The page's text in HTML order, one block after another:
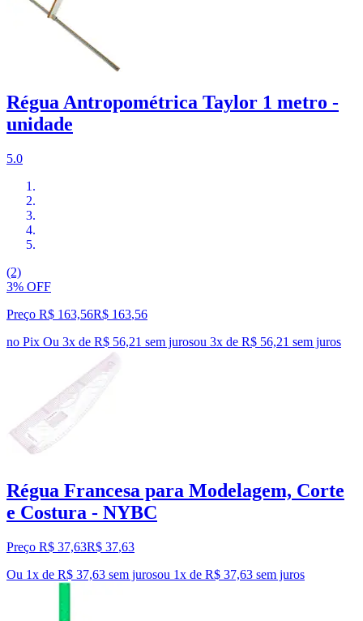
Régua Antropométrica Taylor 1 metro -
unidade
5.0
(2)
3% OFF
Preço R$ 163,56R$ 163,56
no Pix Ou 3x de R$ 56,21 sem jurosou 3x de R$ 56,21 sem juros
Régua Francesa para Modelagem, Corte
e Costura - NYBC
Preço R$ 37,63R$ 37,63
Ou 1x de R$ 37,63 sem jurosou 1x de R$ 37,63 sem juros